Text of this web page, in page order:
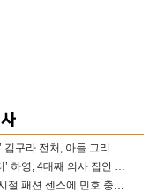
‘17억 빚잔치’ 김구라 전처, 아들 그리는 “나 뿐인데” 친엄마 챙기는 효심 눈길
‘중증외상센터’ 하영, 4대째 의사 집안 인증 “증조부, 고종 황제 진료”(옥문아)[어제TV]
류혜영 대학 시절 패션 센스에 민호 충격 “레몬색 레깅스에 다리 없는 줄”(나혼산)